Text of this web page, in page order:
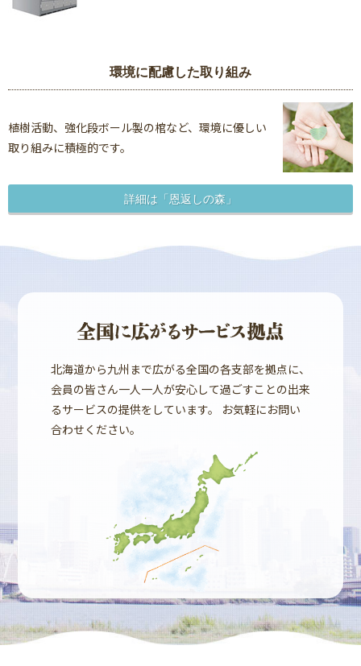
環境に配慮した取り組み
植樹活動、強化段ボール製の棺など、環境に優しい
取り組みに積極的です。
詳細は「恩返しの森」
北海道から九州まで広がる全国の各支部を拠点に、
会員の皆さん一人一人が安心して過ごすことの出来
るサービスの提供をしています。 お気軽にお問い
合わせください。